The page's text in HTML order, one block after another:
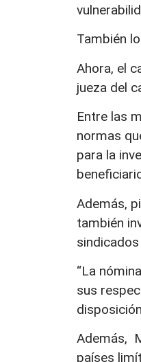
También
Ahora, el
jueza del
Entre las
normas
para la
Además,
también
“La
sus
Además,
países